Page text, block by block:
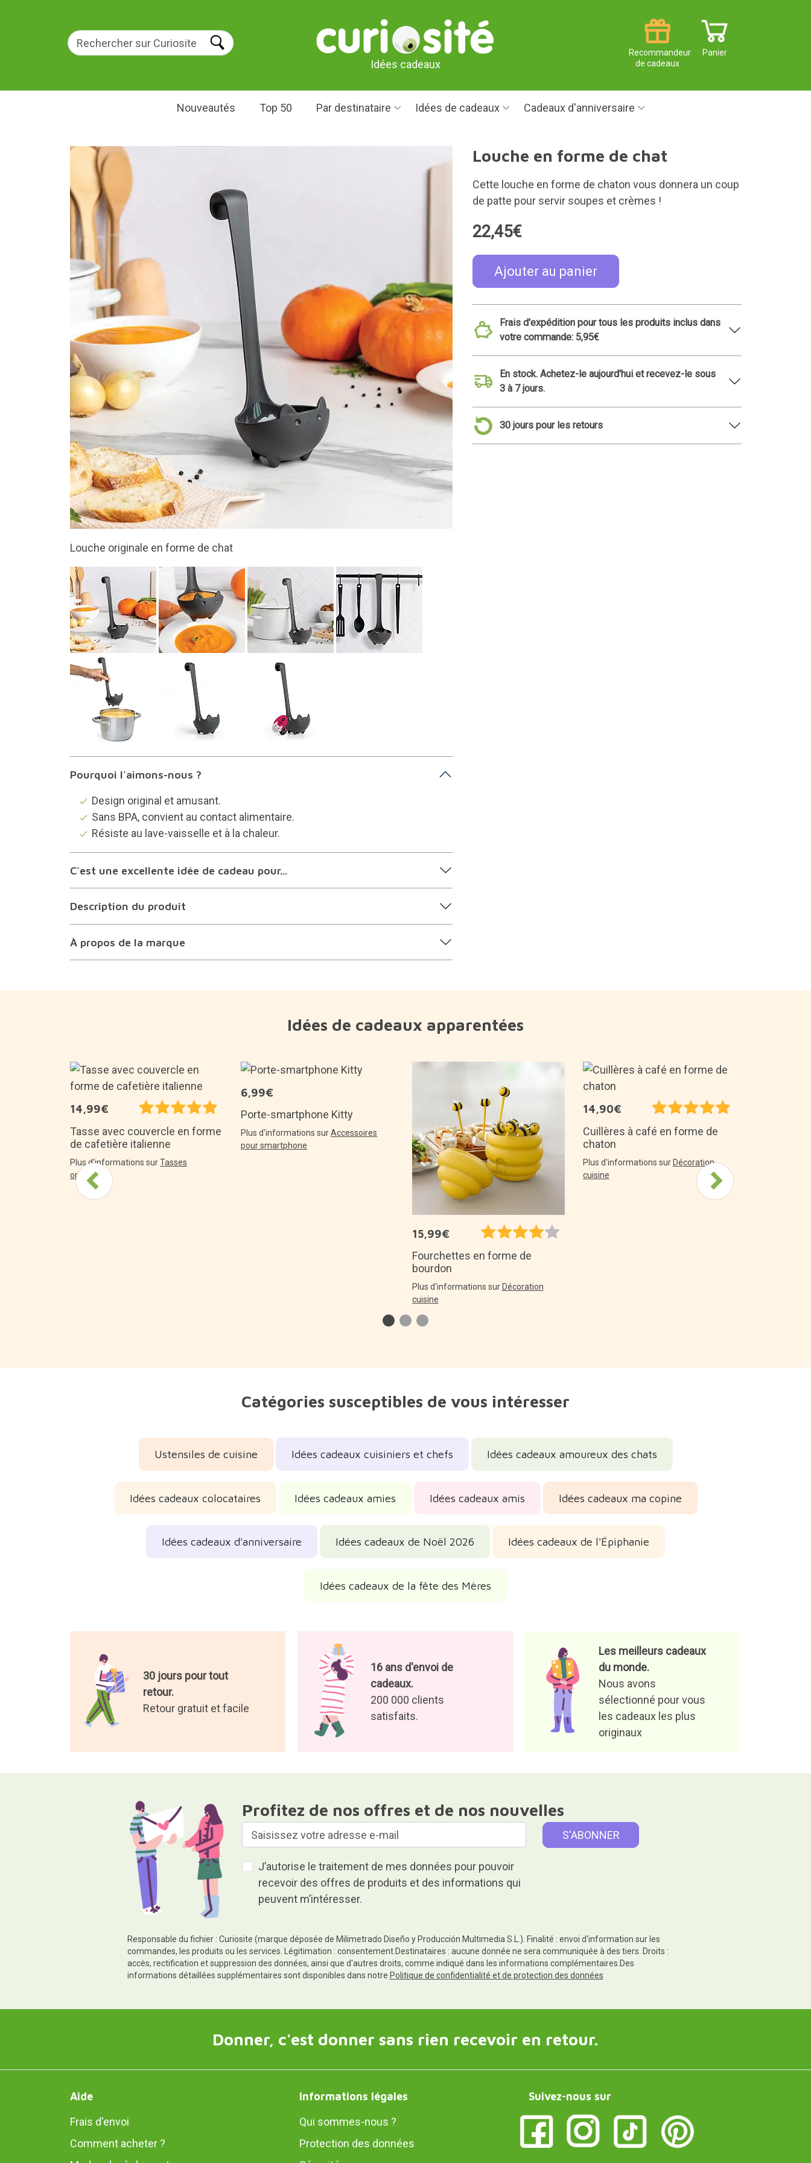
Idées cadeaux
Panier
Recommandeur
de cadeaux
Nouveautés Top 50 Par destinataire Idées de cadeaux Cadeaux d'anniversaire
Fabriqué en plastique sans BPA
Louche en forme de chat
Cette louche en forme de chaton vous donnera un coup
de patte pour servir soupes et crèmes !
22,45€
Ajouter au panier
Frais d'expédition pour tous les produits inclus dans
votre commande: 5,95€
En stock. Achetez-le aujourd'hui et recevez-le sous
3 à 7 jours.
30 jours pour les retours
Pourquoi l'aimons-nous ?
Design original et amusant.
Sans BPA, convient au contact alimentaire.
Résiste au lave-vaisselle et à la chaleur.
C'est une excellente idée de cadeau pour...
Description du produit
À propos de la marque
Idées de cadeaux apparentées
14,99€
Tasse avec couvercle en forme
de cafetière italienne
Plus d'informations surTasses
originales
6,99€
Porte-smartphone Kitty
Plus d'informations surAccessoires
pour smartphone
15,99€
Fourchettes en forme de
bourdon
Plus d'informations sur Décoration
cuisine
14,90€
Cuillères à café en forme de
chaton
Plus d'informations sur Décoration
cuisine
Catégories susceptibles de vous intéresser
Ustensiles de cuisine Idées cadeaux cuisiniers et chefs Idées cadeaux amoureux des chats
Idées cadeaux colocataires Idées cadeaux amies Idées cadeaux amis Idées cadeaux ma copine
Idées cadeaux d'anniversaire Idées cadeaux de Noël 2026 Idées cadeaux de l'Épiphanie
Idées cadeaux de la fête des Mères
30 jours pour tout
retour.
Retour gratuit et facile
16 ans d'envoi de
cadeaux.
200 000 clients
satisfaits.
Les meilleurs cadeaux
du monde.
Nous avons
sélectionné pour vous
les cadeaux les plus
originaux
Profitez de nos offres et de nos nouvelles
J’autorise le traitement de mes données pour pouvoir
recevoir des offres de produits et des informations qui
peuvent m’intéresser.
Responsable du fichier : Curiosite (marque déposée de Milimetrado Diseño y Producción Multimedia S.L.). Finalité : envoi d'information sur les
commandes, les produits ou les services. Légitimation : consentement.Destinataires : aucune donnée ne sera communiquée à des tiers. Droits :
accès, rectification et suppression des données, ainsi que d'autres droits, comme indiqué dans les informations complémentaires.Des
informations détaillées supplémentaires sont disponibles dans notre Politique de confidentialité et de protection des données
Donner, c'est donner sans rien recevoir en retour.
Aide
Frais d'envoi
Comment acheter ?
Informations légales
Qui sommes-nous ?
Protection des données
Suivez-nous sur